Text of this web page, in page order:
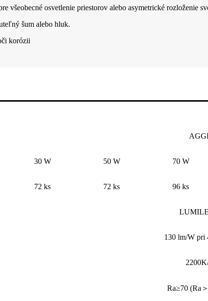
všeobecné osvetlenie priestorov alebo asymetrické rozloženie
šum alebo hluk.
korózii
30 W 50 W 70 W
72 ks 72 ks 96 ks
130 lm/W pri
Ra≥70 (Ra